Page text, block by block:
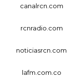
canalrcn.com
rcnradio.com
noticiasrcn.com
lafm.com.co